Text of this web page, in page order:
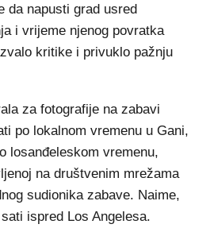
da napusti grad usred
i vrijeme njenog povratka
kritike i privuklo pažnju
za fotografije na zabavi
po lokalnom vremenu u Gani,
losanđeleskom vremenu,
na društvenim mrežama
sudionika zabave. Naime,
ispred Los Angelesa.